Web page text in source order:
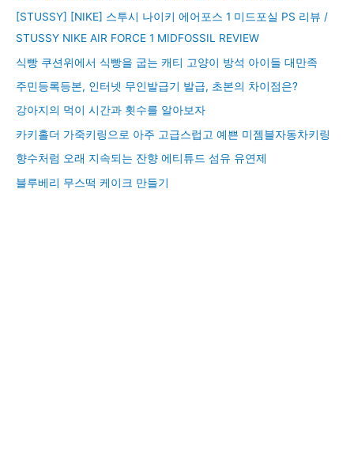
[STUSSY] [NIKE] 스투시 나이키 에어포스 1 미드포실 PS 리뷰 /
STUSSY NIKE AIR FORCE 1 MIDFOSSIL REVIEW
식빵 쿠션위에서 식빵을 굽는 캐티 고양이 방석 아이들 대만족
주민등록등본, 인터넷 무인발급기 발급, 초본의 차이점은?
강아지의 먹이 시간과 횟수를 알아보자
카키홀더 가죽키링으로 아주 고급스럽고 예쁜 미젬블자동차키링
향수처럼 오래 지속되는 잔향 에티튜드 섬유 유연제
블루베리 무스떡 케이크 만들기